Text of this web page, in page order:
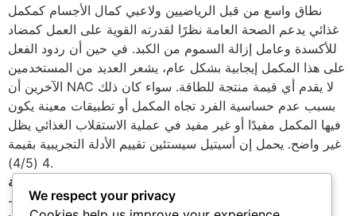
نطاق واسع من قبل الرياضيين ولاعبي كمال الأجسام كمكمل
غذائي يدعم الصحة العامة نظرًا لقدرته القوية على العمل كمضاد
للأكسدة وعامل إزالة السموم من الكبد. في حين أن ردود الفعل
على هذا المكمل إيجابية بشكل عام، يشعر العديد من المستخدمين
الآخرين أن NAC لا يقدم أي قيمة منتجة للطاقة. سواء كان ذلك
بسبب عدم حساسية الفرد تجاه المكمل أو تطبيقات معينة يكون
فيها المكمل مفيدًا أو غير مفيد في عملية الاستقلاب الغذائي يظل
غير واضح. يحمل إن أسيتيل سيستئين تقييم الأدلة التجريبية بقيمة
4 (4/5).
بناءً على الدراسات الإكلينيكية، يوصى بتناول جرعة من 1200-
We respect your privacy